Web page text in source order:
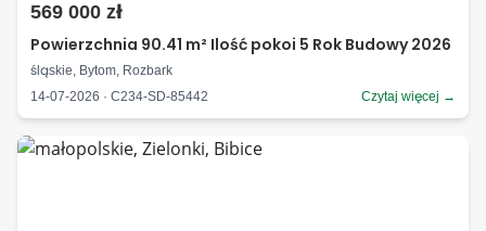
569 000 zł
Powierzchnia 90.41 m² Ilość pokoi 5 Rok Budowy 2026
śląskie, Bytom, Rozbark
14-07-2026 · C234-SD-85442
Czytaj więcej →